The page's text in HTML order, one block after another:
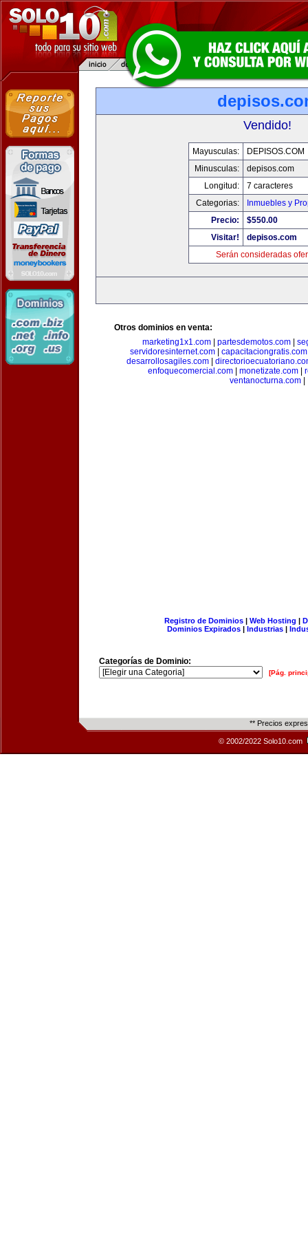
Vendido!
Mayusculas:
DEPISOS.COM
Minusculas:
depisos.com
Longitud:
7 caracteres
Categorias:
Inmuebles y
Precio:
$550.00
Visitar!
depisos.com
Serán consideradas
Otros dominios en venta:
marketing1x1.com| partesdemotos.com|
servidoresinternet.com| capacitaciongratis.com
desarrollosagiles.com
enfoquecomercial.com
monetizate.com
ventanocturna.com
Registro de Dominios| Web Hosting |
Dominios Expirados | Industrias |
Categorías de Dominio:
[Pág.
** Precios
© 2002/2022 Solo10.com